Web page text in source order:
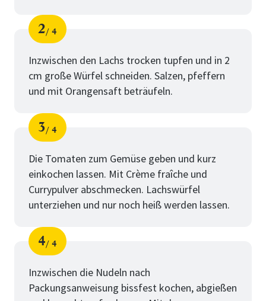
Schritt
2
von
4
Inzwischen den Lachs trocken tupfen und in 2
cm große Würfel schneiden. Salzen, pfeffern
und mit Orangensaft beträufeln.
Schritt
3
von
4
Die Tomaten zum Gemüse geben und kurz
einkochen lassen. Mit Crème fraîche und
Currypulver abschmecken. Lachswürfel
unterziehen und nur noch heiß werden lassen.
Schritt
4
von
4
Inzwischen die Nudeln nach
Packungsanweisung bissfest kochen, abgießen